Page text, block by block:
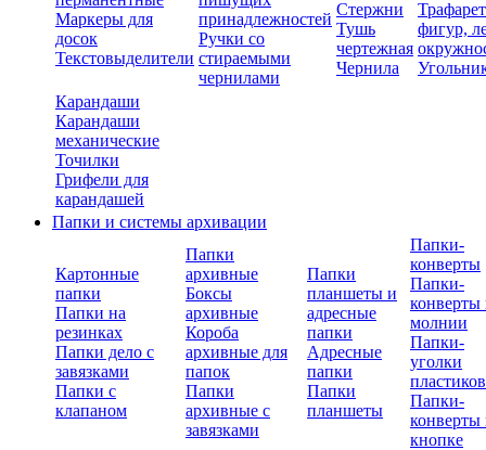
Маркеры для
досок
Текстовыделители
принадлежностей
Ручки со
стираемыми
чернилами
Стержни
Тушь
чертежная
Чернила
фигур,
Карандаши
Карандаши
механические
Точилки
Грифели для
карандашей
Папки и системы архивации
Картонные
папки
Папки на
резинках
Папки дело с
завязками
Папки с
клапаном
Папки
архивные
Боксы
архивные
Короба
архивные для
папок
Папки
архивные с
завязками
Папки
планшеты и
адресные
папки
Адресные
папки
Папки
планшеты
Папки-
конверты
Папки-
конверты
молнии
Папки-
уголки
Папки-
конверты
кнопке